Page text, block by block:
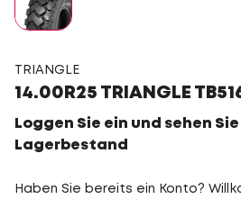
TRIANGLE
14.00R25 TRIANGLE
Loggen Sie ein und sehen
Lagerbestand
Haben Sie bereits ein Konto?